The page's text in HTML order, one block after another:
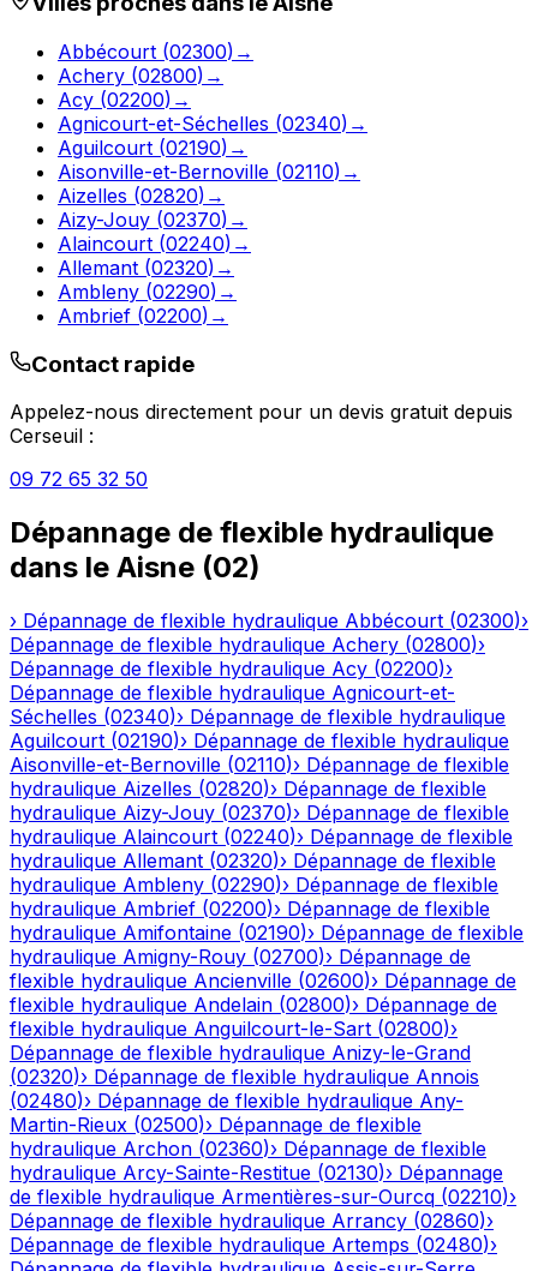
Abbécourt (02300) →
Achery (02800) →
Acy (02200) →
Agnicourt-et-Séchelles (02340) →
Aguilcourt (02190) →
Aisonville-et-Bernoville (02110) →
Aizelles (02820) →
Aizy-Jouy (02370) →
Alaincourt (02240) →
Allemant (02320) →
Ambleny (02290) →
Ambrief (02200) →
Contact rapide
Appelez-nous directement pour un devis gratuit depuis
Cerseuil :
09 72 65 32 50
Dépannage de flexible hydraulique
dans le Aisne (02)
› Dépannage de flexible hydraulique Abbécourt (02300)›
Dépannage de flexible hydraulique Achery (02800)›
Dépannage de flexible hydraulique Acy (02200)›
Dépannage de flexible hydraulique Agnicourt-et-
Séchelles (02340)› Dépannage de flexible hydraulique
Aguilcourt (02190)› Dépannage de flexible hydraulique
Aisonville-et-Bernoville (02110)› Dépannage de flexible
hydraulique Aizelles (02820)› Dépannage de flexible
hydraulique Aizy-Jouy (02370)› Dépannage de flexible
hydraulique Alaincourt (02240)› Dépannage de flexible
hydraulique Allemant (02320)› Dépannage de flexible
hydraulique Ambleny (02290)› Dépannage de flexible
hydraulique Ambrief (02200)› Dépannage de flexible
hydraulique Amifontaine (02190)› Dépannage de flexible
hydraulique Amigny-Rouy (02700)› Dépannage de
flexible hydraulique Ancienville (02600)› Dépannage de
flexible hydraulique Andelain (02800)› Dépannage de
flexible hydraulique Anguilcourt-le-Sart (02800)›
Dépannage de flexible hydraulique Anizy-le-Grand
(02320)› Dépannage de flexible hydraulique Annois
(02480)› Dépannage de flexible hydraulique Any-
Martin-Rieux (02500)› Dépannage de flexible
hydraulique Archon (02360)› Dépannage de flexible
hydraulique Arcy-Sainte-Restitue (02130)› Dépannage
de flexible hydraulique Armentières-sur-Ourcq (02210)›
Dépannage de flexible hydraulique Arrancy (02860)›
Dépannage de flexible hydraulique Artemps (02480)›